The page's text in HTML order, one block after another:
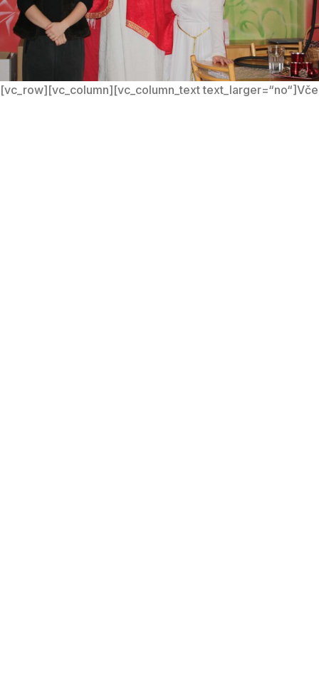
[vc_row][vc_column][vc_column_text